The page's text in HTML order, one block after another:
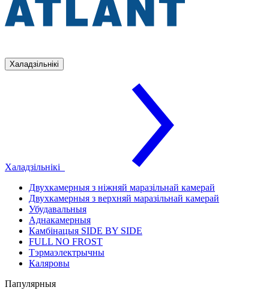
Халадзільнікі
Халадзільнікі
Двухкамерныя з ніжняй маразільнай камерай
Двухкамерныя з верхняй маразільнай камерай
Убудавальныя
Аднакамерныя
Камбінацыя SIDE BY SIDE
FULL NO FROST
Тэрмаэлектрычны
Каляровы
Папулярныя